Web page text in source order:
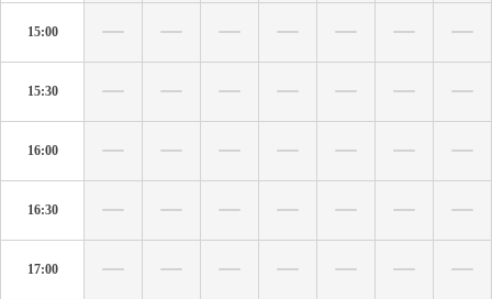
15:00
15:30
16:00
16:30
17:00